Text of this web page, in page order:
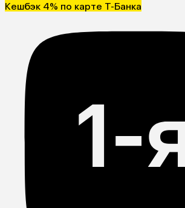
Кешбэк 4% по карте Т-Банка